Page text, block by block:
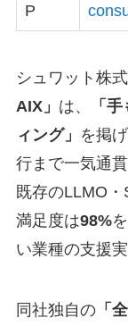
P
シュワット株
AIX」 は、
「
ィング」 を掲
行まで一気通
既存のLLMO
満足度は98%
い業種の支援
同社独自の「